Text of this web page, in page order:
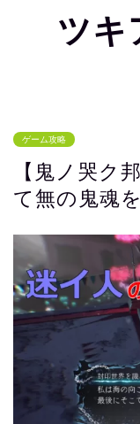
ツキ
ゲーム攻略
【鬼ノ哭ク
て無の鬼魂